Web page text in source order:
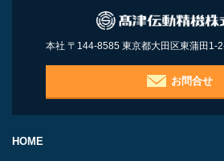
本社 〒144-8585 東京都大田区東蒲田1-
お問合せ
HOME